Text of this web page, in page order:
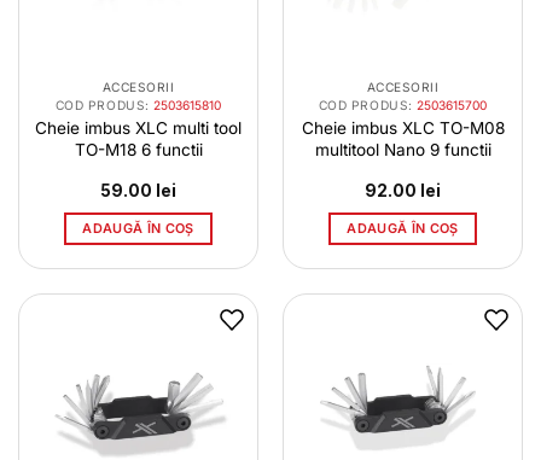
ACCESORII
COD PRODUS:2503615810
Cheie imbus XLC multi tool
TO-M18 6 functii
59.00 lei
ADAUGĂ ÎN COȘ
ACCESORII
COD PRODUS:2503615700
Cheie imbus XLC TO-M08
multitool Nano 9 functii
92.00 lei
ADAUGĂ ÎN COȘ